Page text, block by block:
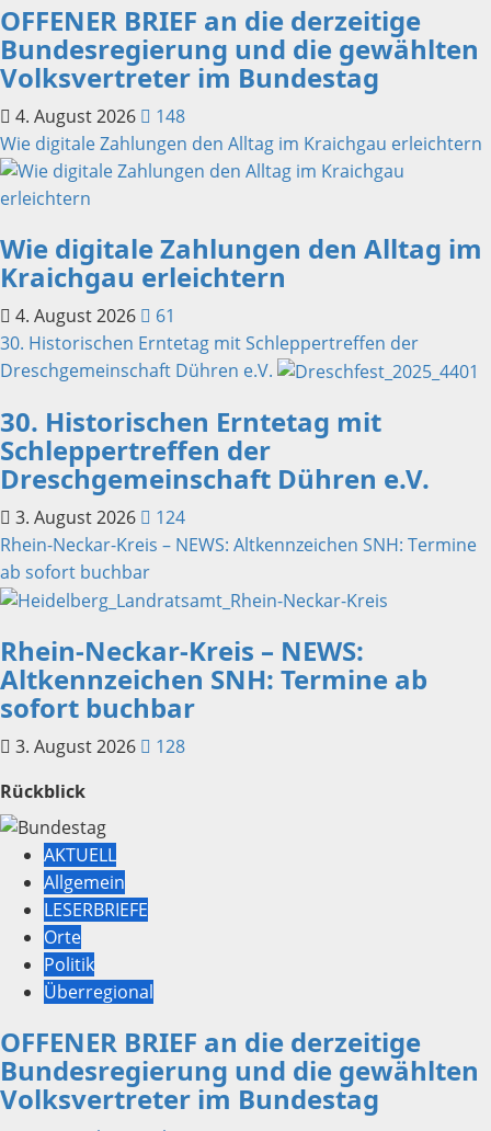
OFFENER BRIEF an die derzeitige
Bundesregierung und die gewählten
Volksvertreter im Bundestag
4. August 2026
148
Wie digitale Zahlungen den Alltag im Kraichgau erleichtern
Wie digitale Zahlungen den Alltag im
Kraichgau erleichtern
4. August 2026
61
30. Historischen Erntetag mit Schleppertreffen der
Dreschgemeinschaft Dühren e.V.
30. Historischen Erntetag mit
Schleppertreffen der
Dreschgemeinschaft Dühren e.V.
3. August 2026
124
Rhein-Neckar-Kreis – NEWS: Altkennzeichen SNH: Termine
ab sofort buchbar
Rhein-Neckar-Kreis – NEWS:
Altkennzeichen SNH: Termine ab
sofort buchbar
3. August 2026
128
Rückblick
AKTUELL
Allgemein
LESERBRIEFE
Orte
Politik
Überregional
OFFENER BRIEF an die derzeitige
Bundesregierung und die gewählten
Volksvertreter im Bundestag